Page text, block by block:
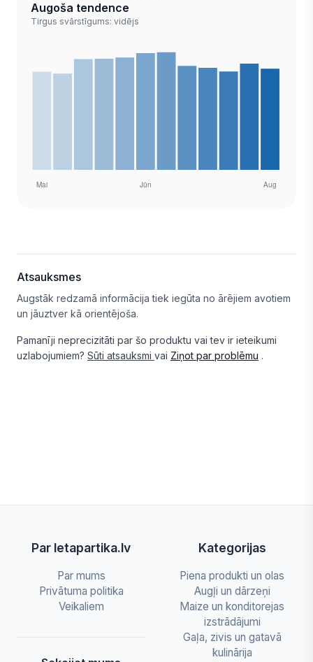
Augoša tendence
Tirgus svārstīgums: vidējs
Atsauksmes
Augstāk redzamā informācija tiek iegūta no ārējiem avotiem
un jāuztver kā orientējoša.
Pamanīji neprecizitāti par šo produktu vai tev ir ieteikumi
uzlabojumiem? Sūti atsauksmi vai Ziņot par problēmu .
Par letapartika.lv
Par mums
Privātuma politika
Veikaliem
Kategorijas
Piena produkti un olas
Augļi un dārzeņi
Maize un konditorejas
izstrādājumi
Gaļa, zivis un gatavā
kulinārija